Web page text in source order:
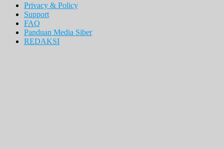
Privacy & Policy
Support
FAQ
Panduan Media Siber
REDAKSI